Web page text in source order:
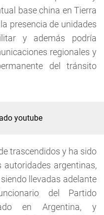
base china en Tierra
presencia de unidades
y además podría
regionales y
del tránsito
trascendidos y ha sido
argentinas,
llevadas adelante
del Partido
en Argentina, y